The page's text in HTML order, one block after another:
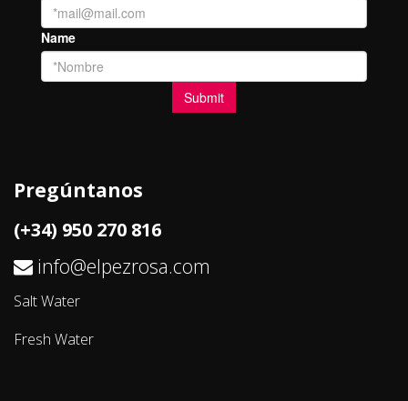
Pregúntanos
(+34) 950 270 816
info@elpezrosa.com
Salt Water
Fresh Water